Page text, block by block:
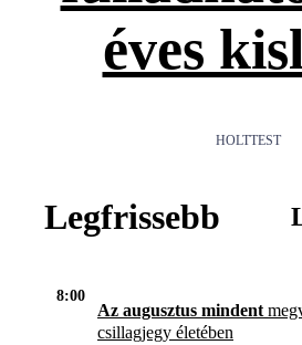
éves
HOLTTEST
Legfrissebb
8:00
Az augusztus mindent
csillagjegy életében